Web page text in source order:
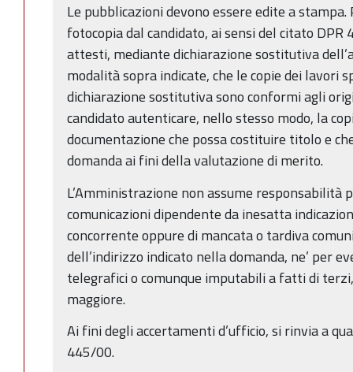
Le pubblicazioni devono essere edite a
fotocopia dal candidato, ai sensi del citato
attesti, mediante dichiarazione sostitutiva
modalità sopra indicate, che le copie dei lavori
dichiarazione sostitutiva sono conformi agli
candidato autenticare, nello stesso modo, la
documentazione che possa costituire titolo e
domanda ai fini della valutazione di merito.
L’Amministrazione non assume responsabilità
comunicazioni dipendente da inesatta
concorrente oppure di mancata o tardiva
dell’indirizzo indicato nella domanda, ne’ per
telegrafici o comunque imputabili a fatti di
maggiore.
Ai fini degli accertamenti d’ufficio, si rinvia a
445/00.